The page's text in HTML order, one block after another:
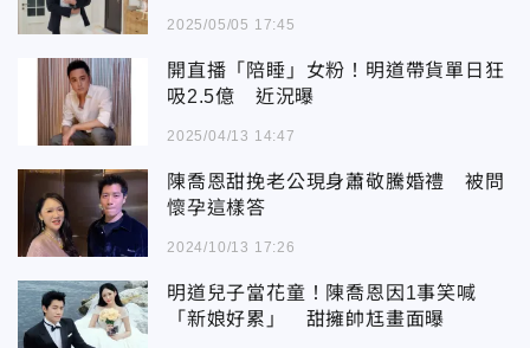
2025/05/05 17:45
開直播「陪睡」女粉！明道帶貨單日狂
吸2.5億 近況曝
2025/04/13 14:47
陳喬恩甜挽老公現身蕭敬騰婚禮 被問
懷孕這樣答
2024/10/13 17:26
明道兒子當花童！陳喬恩因1事笑喊
「新娘好累」 甜擁帥尪畫面曝